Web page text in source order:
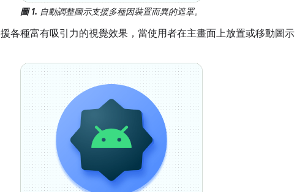
圖 1. 自動調整圖示支援多種因裝置而異的遮罩。
各種富有吸引力的視覺效果，當使用者在主畫面上放置或移動圖